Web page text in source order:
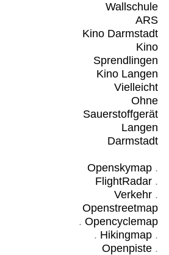
Wallschule
ARS
Kino Darmstadt
Kino
Sprendlingen
Kino Langen
Vielleicht
Ohne
Sauerstoffgerät
Langen
Darmstadt
Openskymap.
FlightRadar.
Verkehr.
Openstreetmap
. Opencyclemap
. Hikingmap.
Openpiste.